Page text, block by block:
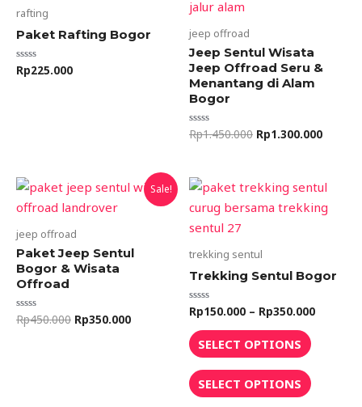
rafting
Paket Rafting Bogor
Rated
0
Rp225.000
jeep offroad
Jeep Sentul Wisata
Jeep Offroad Seru &
Menantang di Alam
Bogor
Rated
0
Rp1.450.000 Rp1.300.000
Sale!
jeep offroad
Paket Jeep Sentul
Bogor & Wisata
Offroad
Rated
Rp450.000
Original
price
was:
Rp350.000
Current
price
Rp350.000.
trekking sentul
Trekking Sentul Bogor
Rated
out
of
5
Rp150.000 – Rp350.000
Price
range:
SELECT OPTIONS
This
product
The
options
be
on
SELECT OPTIONS
This
product
The
options
be
on